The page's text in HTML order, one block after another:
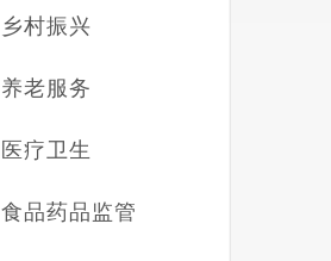
乡村振兴
养老服务
医疗卫生
食品药品监管